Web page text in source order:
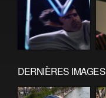
DERNIÈRES IMAGES